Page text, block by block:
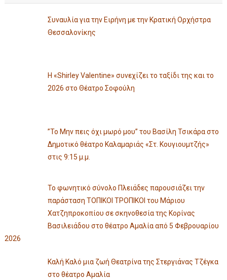
Συναυλία για την Ειρήνη με την Κρατική Ορχήστρα
Θεσσαλονίκης
Η «Shirley Valentine» συνεχίζει το ταξίδι της και το
2026 στο Θέατρο Σοφούλη
”Το Μην πεις όχι μωρό μου” του Βασίλη Τσικάρα στο
Δημοτικό θέατρο Καλαμαριάς «Στ. Κουγιουμτζής»
στις 9:15 μ.μ.
Το φωνητικό σύνολο Πλειάδες παρουσιάζει την
παράσταση ΤΟΠΙΚΟΙ ΤΡΟΠΙΚΟΙ του Μάριου
Χατζηπροκοπίου σε σκηνοθεσία της Κορίνας
Βασιλειάδου στο θέατρο Αμαλία από 5 Φεβρουαρίου
2026
Καλή Καλό μια ζωή Θεατρίνα της Στεργιάνας Τζέγκα
στο θέατρο Αμαλία